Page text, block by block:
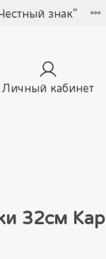
знак"
Личный кабинет
32см